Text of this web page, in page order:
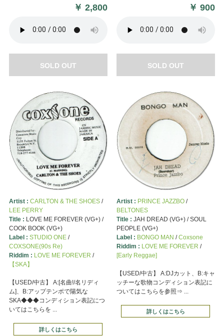
￥2,800
SOLD OUT
￥900
SOLD OUT
Artist : CARLTON & THE SHOES/
LEE PERRY
Title : LOVE ME FOREVER (VG+) /
COOK BOOK (VG+)
Label : STUDIO ONE/
COXSONE(90s Re)
Riddim : LOVE ME FOREVER /
【SKA】
【USED/中古】 A:[名曲!/名リディ
ム]、B:アップテンポで陽気な
SKA◆◆◆コンディション表記につ
いてはこちらを ...
詳しくはこちら
Artist : PRINCE JAZZBO/
BELTONES
Title : JAH DREAD (VG+) / SOUL
PEOPLE (VG+)
Label : BONGO MAN /Coxsone
Riddim : LOVE ME FOREVER /
[Early Reggae]
【USED/中古】 A:DJカット、B:キャ
ッチーな歌物コンディション表記に
ついてはこちらを参照⇒ ...
詳しくはこちら